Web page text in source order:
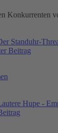
Konkurrenten
Standuhr-
Beitrag
Hupe -